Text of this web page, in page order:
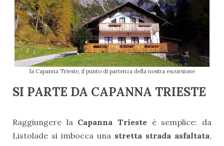
la Capanna Trieste, il punto di partenza della nostra escursione
SI PARTE DA CAPANNA TRIESTE
Raggiungere la Capanna Trieste è semplice: da
Listolade si imbocca una stretta strada asfaltata,